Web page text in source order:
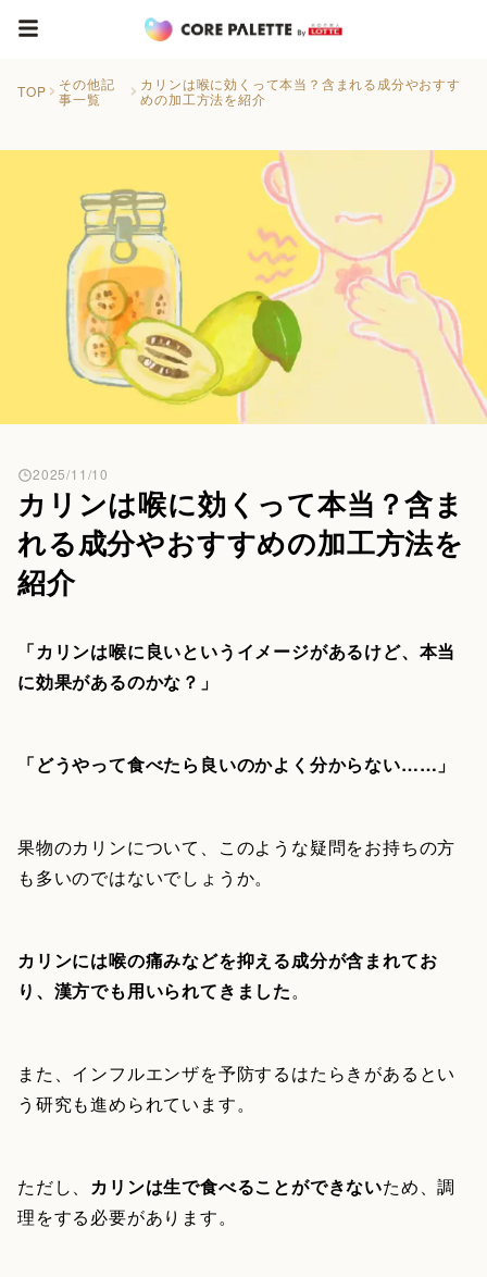
TOP
その他記
事一覧
カリンは喉に効くって本当？含まれる成分やおすす
めの加工方法を紹介
カリンは喉に効くって本当？含ま
れる成分やおすすめの加工方法を
紹介
2025/11/10
「カリンは喉に良いというイメージがあるけど、本当
に効果があるのかな？」
「どうやって食べたら良いのかよく分からない……」
果物のカリンについて、このような疑問をお持ちの方
も多いのではないでしょうか。
カリンには喉の痛みなどを抑える成分が含まれてお
り、漢方でも用いられてきました。
また、インフルエンザを予防するはたらきがあるとい
う研究も進められています。
ただし、 カリンは生で食べることができないため、調
理をする必要があります。